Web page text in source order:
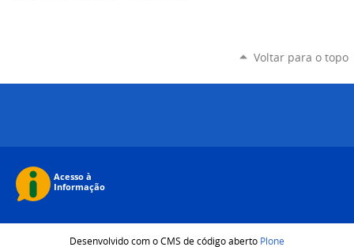
Voltar para o topo
Desenvolvido com o CMS de código aberto Plone